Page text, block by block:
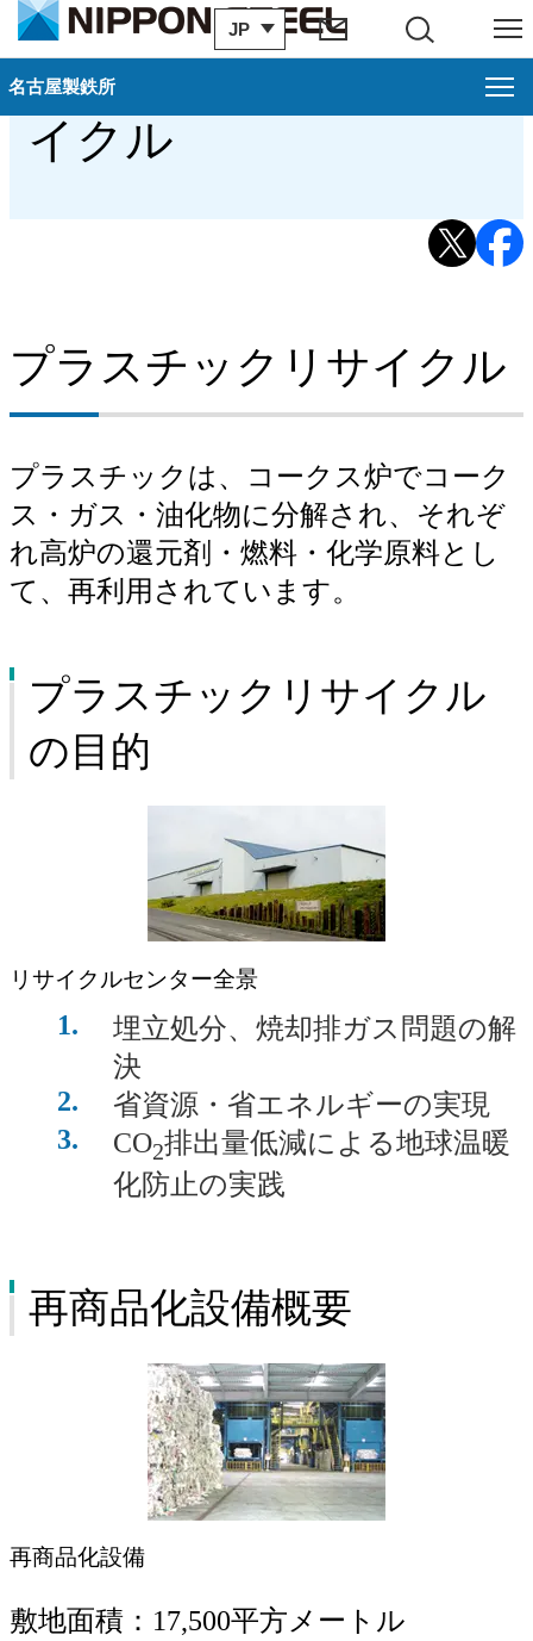
JP
サイト内検索 メニュー
名古屋製鉄所 閉じ
名古屋製鉄所
名古屋製鉄所案内
アクセス・地図（名古屋製鉄所）
環境への取り組み（名古屋製鉄所）
地域・社会貢献（名古屋製鉄所）
製品紹介（名古屋製鉄所）
ISO登録証・JIS認証書（名古屋製鉄所）
名古屋製鉄所のリサ
イクル
プラスチックリサイクル
プラスチックは、コークス炉でコーク
ス・ガス・油化物に分解され、それぞ
れ高炉の還元剤・燃料・化学原料とし
て、再利用されています。
プラスチックリサイクル
の目的
リサイクルセンター全景
1
埋立処分、焼却排ガス問題の解
決
2
省資源・省エネルギーの実現
3
CO2排出量低減による地球温暖
化防止の実践
再商品化設備概要
再商品化設備
敷地面積：17,500平方メートル